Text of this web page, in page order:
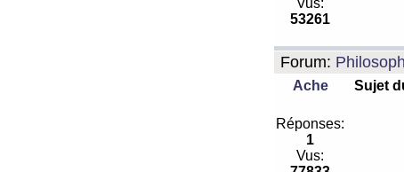
Vus:
53261
Forum:
Ache Sujet
Réponses:
1
Vus: